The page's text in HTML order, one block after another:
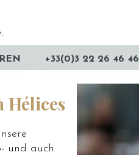
+33(0)3 22 26 46 46
Hélices
und auch